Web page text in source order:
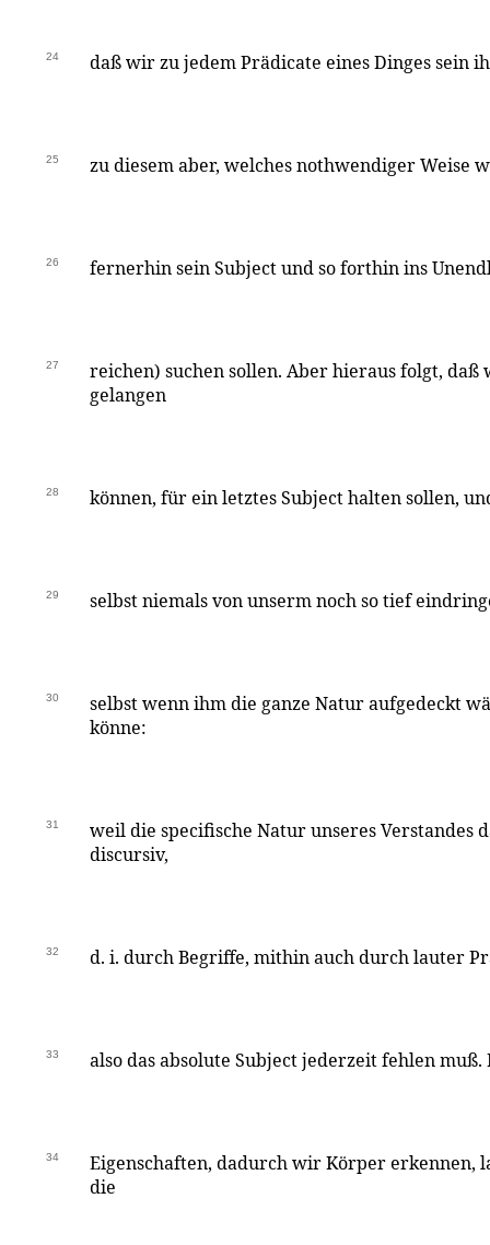
24 daß wir zu jedem Prädicate eines Dinges sein
25 zu diesem aber, welches nothwendiger Weise
26 fernerhin sein Subject und so forthin ins
27
reichen) suchen sollen. Aber hieraus folgt,
gelangen
28 können, für ein letztes Subject halten sollen,
29 selbst niemals von unserm noch so tief
30
selbst wenn ihm die ganze Natur aufgedeckt
könne:
31
weil die specifische Natur unseres Verstandes
discursiv,
32 d. i. durch Begriffe, mithin auch durch lauter
33 also das absolute Subject jederzeit fehlen
34
Eigenschaften, dadurch wir Körper erkennen,
die